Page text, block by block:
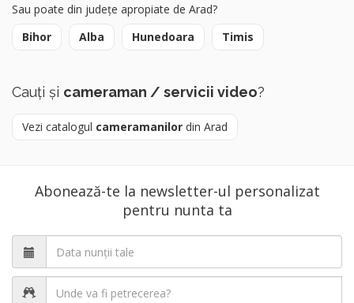
Sau poate din județe apropiate de Arad?
Bihor
Alba Hunedoara Timis
Cauți și cameraman / servicii video?
Vezi catalogul cameramanilor din Arad
Abonează-te la newsletter-ul personalizat
pentru nunta ta